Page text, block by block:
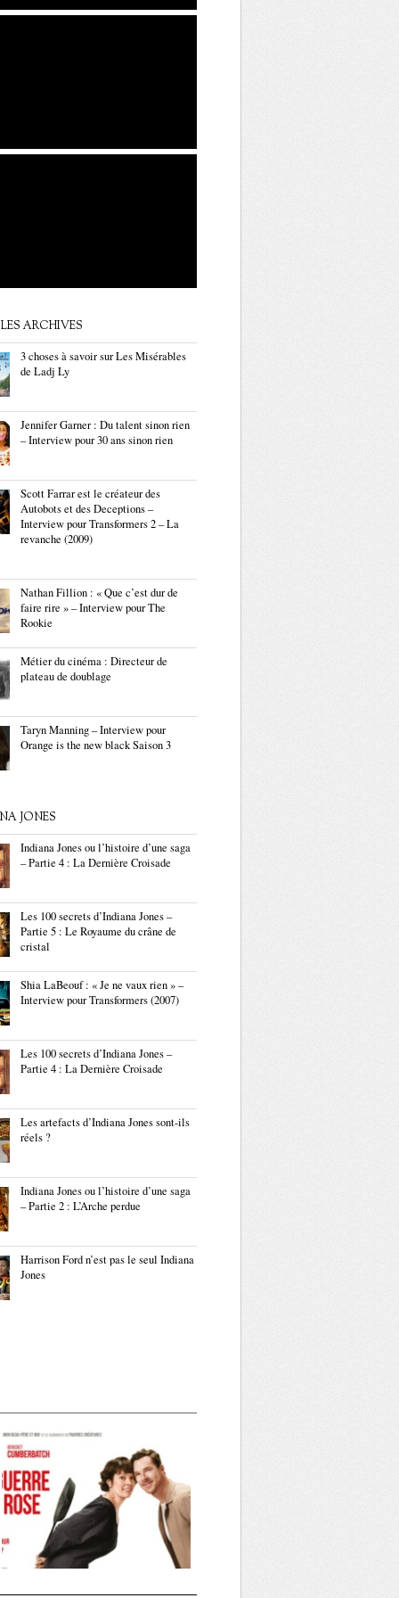
ARCHIVES
3 choses à savoir sur Les Misérables
de Ladj Ly
Jennifer Garner : Du talent sinon rien
– Interview pour 30 ans sinon rien
Scott Farrar est le créateur des
Autobots et des Deceptions –
Interview pour Transformers 2 – La
revanche (2009)
Nathan Fillion : « Que c’est dur de
faire rire » – Interview pour The
Rookie
Métier du cinéma : Directeur de
plateau de doublage
Taryn Manning – Interview pour
Orange is the new black Saison 3
JONES
Indiana Jones ou l’histoire d’une saga
– Partie 4 : La Dernière Croisade
Les 100 secrets d’Indiana Jones –
Partie 5 : Le Royaume du crâne de
cristal
Shia LaBeouf : « Je ne vaux rien » –
Interview pour Transformers (2007)
Les 100 secrets d’Indiana Jones –
Partie 4 : La Dernière Croisade
Les artefacts d’Indiana Jones sont-ils
réels ?
Indiana Jones ou l’histoire d’une saga
– Partie 2 : L’Arche perdue
Harrison Ford n’est pas le seul Indiana
Jones